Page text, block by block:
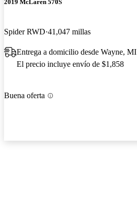
2019 McLaren 570S
Spider RWD 41,047 millas
Entrega a domicilio desde Wayne, MI
El precio incluye envío de $1,858
Buena oferta